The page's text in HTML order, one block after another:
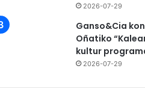
2026-07-29
Ganso&Cia
Oñatiko
kultur
2026-07-29